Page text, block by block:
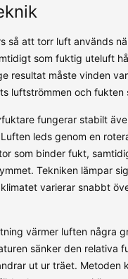
så att torr luft används
som fuktig uteluft
resultat måste vinden
luftströmmen och fukten
fungerar stabilt
leds genom en
som binder fukt,
Tekniken lämpar
varierar snabbt
värmer luften några
sänker den relativa
ut ur träet. Metoden